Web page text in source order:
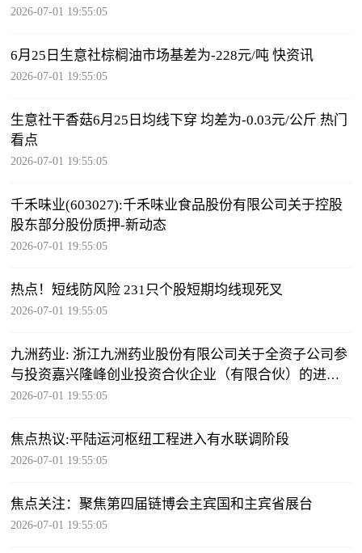
2026-07-01 19:55:05
6月25日生意社棕榈油市场基差为-228元/吨 快资讯
2026-07-01 19:55:05
生意社干香菇6月25日均线下穿 均差为-0.03元/公斤 热门
看点
2026-07-01 19:55:05
千禾味业(603027):千禾味业食品股份有限公司关于控股
股东部分股份质押-新动态
2026-07-01 19:55:05
热点！短线防风险 231只个股短期均线现死叉
2026-07-01 19:55:05
九洲药业: 浙江九洲药业股份有限公司关于全资子公司参
与投资嘉兴隆峰创业投资合伙企业（有限合伙）的进展
公告 每日动态
2026-07-01 19:55:05
焦点热议:平陆运河枢纽工程进入有水联调阶段
2026-07-01 19:55:05
焦点关注：聚焦第四届链博会主宾国和主宾省展台
2026-07-01 19:55:05